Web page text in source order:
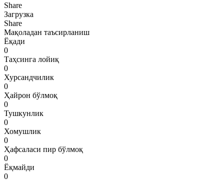
Share
Загрузка
Share
Мақоладан таъсирланиш
Ёқади
0
Таҳсинга лойиқ
0
Хурсандчилик
0
Ҳайрон бўлмоқ
0
Тушкунлик
0
Хомушлик
0
Ҳафсаласи пир бўлмоқ
0
Ёқмайди
0